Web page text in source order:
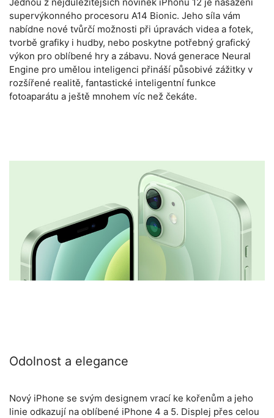
supervýkonného procesoru A14 Bionic. Jeho síla vám
nabídne nové tvůrčí možnosti při úpravách videa a fotek,
tvorbě grafiky i hudby, nebo poskytne potřebný grafický
výkon pro oblíbené hry a zábavu. Nová generace Neural
Engine pro umělou inteligenci přináší působivé zážitky v
rozšířené realitě, fantastické inteligentní funkce
fotoaparátu a ještě mnohem víc než čekáte.
Odolnost a elegance
Nový iPhone se svým designem vrací ke kořenům a jeho
linie odkazují na oblíbené iPhone 4 a 5. Displej přes celou